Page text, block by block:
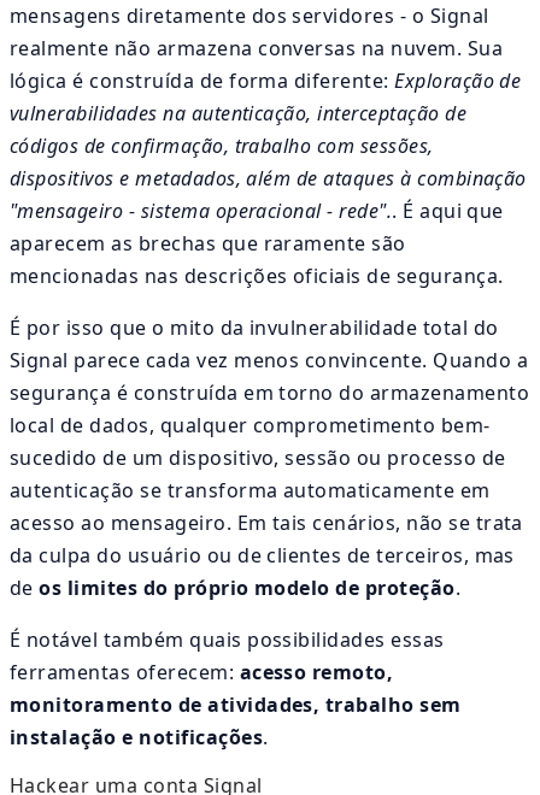
mensagens diretamente dos servidores - o Signal
realmente não armazena conversas na nuvem. Sua
lógica é construída de forma diferente:Exploração de
vulnerabilidades na autenticação, interceptação de
códigos de confirmação, trabalho com sessões,
dispositivos e metadados, além de ataques à combinação
"mensageiro - sistema operacional - rede".. É aqui que
aparecem as brechas que raramente são
mencionadas nas descrições oficiais de segurança.
É por isso que o mito da invulnerabilidade total do
Signal parece cada vez menos convincente. Quando a
segurança é construída em torno do armazenamento
local de dados, qualquer comprometimento bem-
sucedido de um dispositivo, sessão ou processo de
autenticação se transforma automaticamente em
acesso ao mensageiro. Em tais cenários, não se trata
da culpa do usuário ou de clientes de terceiros, mas
deos limites do próprio modelo de proteção.
É notável também quais possibilidades essas
ferramentas oferecem: acesso remoto,
monitoramento de atividades, trabalho sem
instalação e notificações.
Hackear uma conta Signal